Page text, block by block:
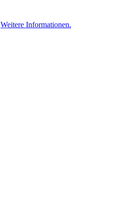
Weitere Informationen.